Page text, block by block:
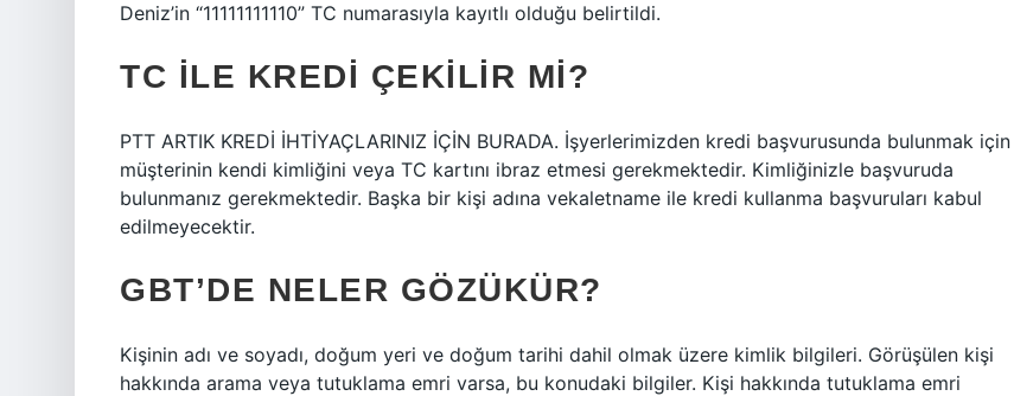
Deniz’in “11111111110” TC numarasıyla kayıtlı olduğu belirtildi.
TC ILE KREDI ÇEKILIR MI?
PTT ARTIK KREDİ İHTİYAÇLARINIZ İÇİN BURADA. İşyerlerimizden kredi başvurusunda bulunmak için
müşterinin kendi kimliğini veya TC kartını ibraz etmesi gerekmektedir. Kimliğinizle başvuruda
bulunmanız gerekmektedir. Başka bir kişi adına vekaletname ile kredi kullanma başvuruları kabul
edilmeyecektir.
GBT’DE NELER GÖZÜKÜR?
Kişinin adı ve soyadı, doğum yeri ve doğum tarihi dahil olmak üzere kimlik bilgileri. Görüşülen kişi
hakkında arama veya tutuklama emri varsa, bu konudaki bilgiler. Kişi hakkında tutuklama emri